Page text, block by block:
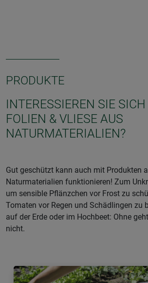
PRODUKTE
INTERESSIEREN SIE SICH
FOLIEN & VLIESE AUS
NATURMATERIALIEN?
Gut geschützt kann auch mit Produkten
Naturmaterialien funktionieren! Zum
um sensible Pflänzchen vor Frost zu
Tomaten vor Regen und Schädlingen zu
auf der Erde oder im Hochbeet: Ohne
nicht.